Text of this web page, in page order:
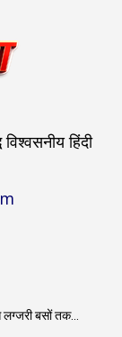
हिंदी
बसों तक...